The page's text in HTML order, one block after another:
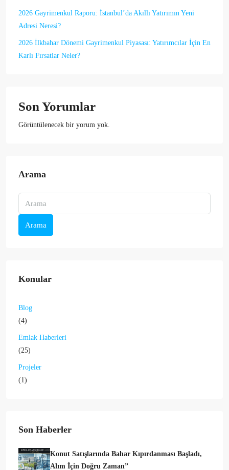
2026 Gayrimenkul Raporu: İstanbul’da Akıllı Yatırımın Yeni
Adresi Neresi?
2026 İlkbahar Dönemi Gayrimenkul Piyasası: Yatırımcılar İçin En
Karlı Fırsatlar Neler?
Son Yorumlar
Görüntülenecek bir yorum yok.
Arama
Arama
Konular
Blog
(4)
Emlak Haberleri
(25)
Projeler
(1)
Son Haberler
Konut Satışlarında Bahar Kıpırdanması Başladı,
Alım İçin Doğru Zaman”